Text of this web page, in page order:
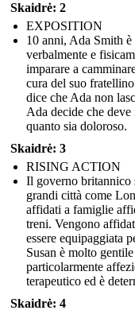
Skaidrė: 2
EXPOSITION
10 anni, Ada Smith
verbalmente e
imparare a
cura del suo
dice che Ada non
Ada decide che deve
quanto sia doloroso.
Skaidrė: 3
RISING ACTION
Il governo britannico
grandi città come
affidati a famiglie
treni. Vengono
essere equipaggiata
Susan è molto
particolarmente
terapeutico ed è
Skaidrė: 4